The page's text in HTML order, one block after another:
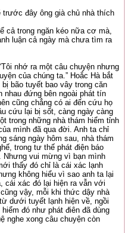
trước đây ông già chủ nhà thích
cả trong ngăn kéo nữa cơ mà,
luận cả ngày mà chưa tìm ra
nhớ ra một câu chuyện nhưng
của chúng ta.” Hoắc Hà bắt
bão tuyết bao vây trong căn
nhau đứng bên ngoài phát tín
cũng chẳng có ai đến cứu họ
cứu lại bị sốt, càng ngày càng
trong những nhà thám hiểm tỉnh
mình đã qua đời. Anh ta chỉ
sáng ngày hôm sau, nhà thám
trong tư thế phát điện báo
Nhưng vui mừng vì bạn mình
thấy đó chỉ là cái xác lạnh
không hiểu vì sao anh ta lại
cái xác đó lại hiện ra vẫn với
vậy, mỗi khi thức dậy nhà
dưới tuyết lạnh hiện về, ngồi
đó như phát điên đã dùng
nghe xong câu chuyện còn